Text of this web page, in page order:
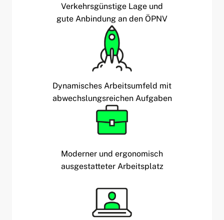
Verkehrsgünstige Lage und
gute Anbindung an den ÖPNV
Dynamisches Arbeitsumfeld mit
abwechslungsreichen Aufgaben
Moderner und ergonomisch
ausgestatteter Arbeitsplatz